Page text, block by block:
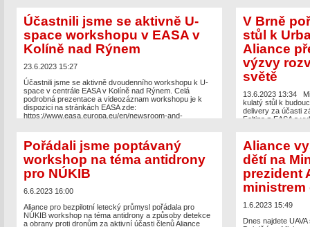
The postDronedge 2023 – 8. konference Aliance
appeared first onUAV Aliance pro bezpilotní letecký
průmysl
Účastnili jsme se aktivně U-
space workshopu v EASA v
Kolíně nad Rýnem
23.6.2023 15:27
Účastnili jsme se aktivně dvoudenního workshopu k U-
space v centrále EASA v Kolíně nad Rýnem. Celá
podrobná prezentace a videozáznam workshopu je k
dispozici na stránkách EASA zde:
https://www.easa.europa.eu/en/newsroom-and-
The postÚčastnili jsme se aktivně U-space workshopu v
EASA v Kolíně nad Rýnemappeared first onUAV Aliance
pro bezpilotní letecký průmysl.
V Brně
stůl k
Aliance
výzvy
světě
13.6.2023 13:34
kulatý stůl k
delivery za účasti
Foltina z EASA a
delivery v ČR.
Pořádali jsme poptávaný
workshop na téma antidrony
pro NÚKIB
6.6.2023 16:00
Aliance pro bezpilotní letecký průmysl pořádala pro
NÚKIB workshop na téma antidrony a způsoby detekce
a obrany proti dronům za aktivní účasti členů Aliance
Aliance
dětí na
prezident
ministrem
1.6.2023 15:49
Dnes najdete